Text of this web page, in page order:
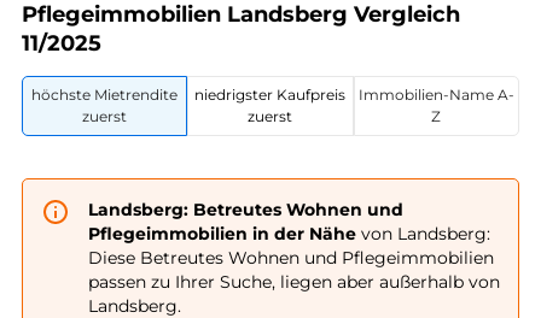
Pflegeimmobilien Landsberg Vergleich
11/2025
höchste Mietrendite
zuerst
niedrigster Kaufpreis
zuerst
Immobilien-Name A-
Z
Landsberg: Betreutes Wohnen und
Pflegeimmobilien in der Nähevon Landsberg:
Diese Betreutes Wohnen und Pflegeimmobilien
passen zu Ihrer Suche, liegen aber außerhalb von
Landsberg.